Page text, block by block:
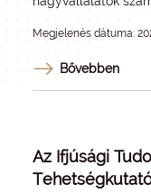
Megjelenés dátuma:
Bővebben
Az Ifjúsági